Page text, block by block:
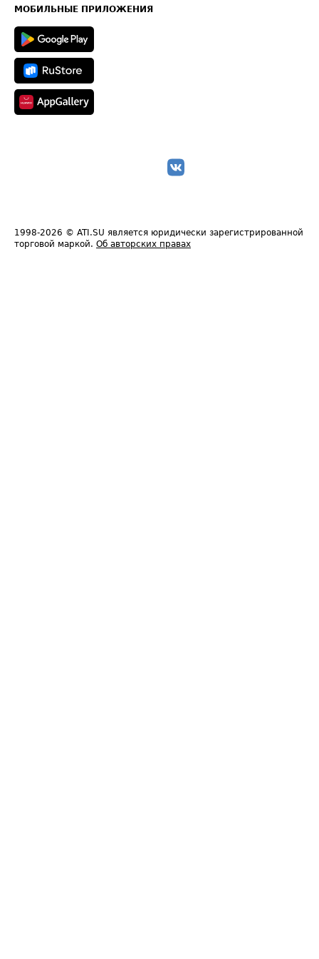
Техническая информация
МОБИЛЬНЫЕ ПРИЛОЖЕНИЯ
1998-2026 © ATI.SU является юридически зарегистрированной
торговой маркой. Об авторских правах